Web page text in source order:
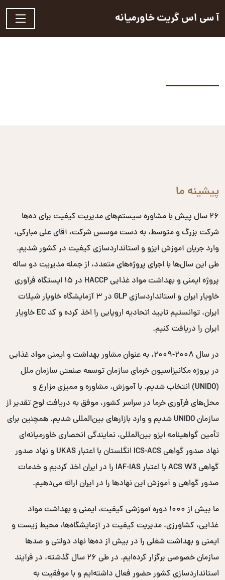
آ سی اس گریت خاورمیانه
پیشینه ما
۲۶ سال پیش با مشاوره سیستم‌های مدیریت کیفیت برای ده‌ها
شرکت بزرگ و متوسط، به دست موسس شرکت، آقای علی مبارکی،
وارد جریان آموزش ایزو و استانداردسازی کیفیت در کشور شدیم.
طی این سال‌ها با اجرای پروژه‌های متعدد، از جمله مدیریت دو ساله
پروژه ایمنی و بهداشت مواد غذایی HACCP در ۱۵ ایستگاه فرآوری
خاویار ایران و استانداردسازی GLP در ۳ آزمایشگاه خاویار شیلات
ایران، توانستیم تایید اتحادیه اروپایی را اخذ کرده و کد EC خاویار
ایران را دریافت کنیم.
در سال ۲۰۰۸-۲۰۰۹، به عنوان مشاور بهداشت و ایمنی مواد غذایی
در پروژه مکانیزاسیون خرمای سازمان توسعه صنعتی سازمان ملل
(UNIDO) انتخاب شدیم. با آموزش، مشاوره و ممیزی مزارع و
محل‌های فرآوری خرما در سراسر کشور، موفق به دریافت لوح تقدیر از
سازمان UNIDO شدیم و وارد بازارهای بین‌المللی شدیم. همچنین برای
تأمین گواهینامه ایزو بین‌المللی، نمایندگی انحصاری خاورمیانه‌ای
نهاد صدور گواهی ICS-ACS انگلستان با اعتبار UKAS و نهاد صدور
گواهی ACS W3 با اعتبار IAF-IAS را در ایران اخذ کردیم و خدمات
صدور گواهی و آموزش این نهادها را در ایران ارائه می‌دهیم.
ما بیش از ۱۰۰۰ دوره آموزشی کیفیت، ایمنی و بهداشت مواد
غذایی، کشاورزی، مدیریت کیفیت در آزمایشگاه‌ها، محیط زیست و
ایمنی و بهداشت شغلی را در بیش از ده‌ها نهاد دولتی و صدها
سازمان خصوصی برگزار کرده‌ایم. در طی ۲۶ سال گذشته، در فرآیند
استانداردسازی کشور حضور فعال داشته‌ایم و با موفقیت به